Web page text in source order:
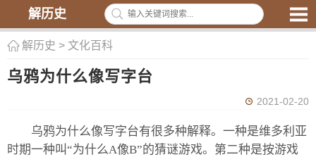
解历史
解历史 > 文化百科
乌鸦为什么像写字台
2021-02-20
乌鸦为什么像写字台有很多种解释。一种是维多利亚
时期一种叫“为什么A像B”的猜谜游戏。第二种是按游戏